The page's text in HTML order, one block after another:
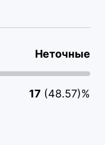
Неточные
17 (48.57)%